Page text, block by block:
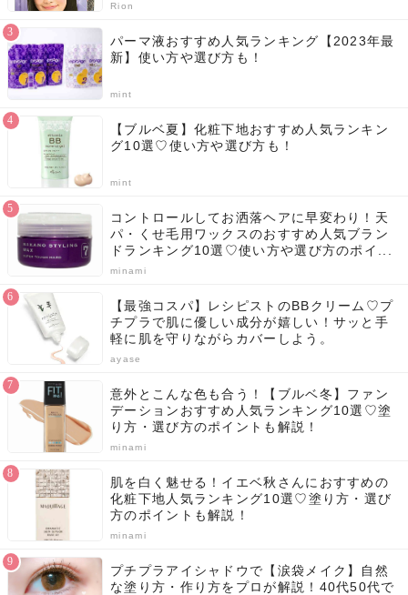
Rion
パーマ液おすすめ人気ランキング【2023年最
新】使い方や選び方も！
mint
【ブルベ夏】化粧下地おすすめ人気ランキン
グ10選♡使い方や選び方も！
mint
コントロールしてお洒落ヘアに早変わり！天
パ・くせ毛用ワックスのおすすめ人気ブラン
ドランキング10選♡使い方や選び方のポイ...
minami
【最強コスパ】レシピストのBBクリーム♡プ
チプラで肌に優しい成分が嬉しい！サッと手
軽に肌を守りながらカバーしよう。
ayase
意外とこんな色も合う！【ブルベ冬】ファン
デーションおすすめ人気ランキング10選♡塗
り方・選び方のポイントも解説！
minami
肌を白く魅せる！イエベ秋さんにおすすめの
化粧下地人気ランキング10選♡塗り方・選び
方のポイントも解説！
minami
プチプラアイシャドウで【涙袋メイク】自然
な塗り方・作り方をプロが解説！40代50代で